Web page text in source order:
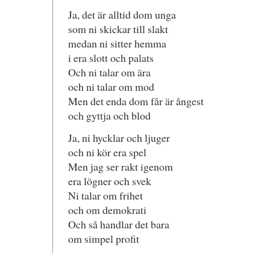
Ja, det är alltid dom unga
som ni skickar till slakt
medan ni sitter hemma
i era slott och palats
Och ni talar om ära
och ni talar om mod
Men det enda dom får är ångest
och gyttja och blod
Ja, ni hycklar och ljuger
och ni kör era spel
Men jag ser rakt igenom
era lögner och svek
Ni talar om frihet
och om demokrati
Och så handlar det bara
om simpel profit